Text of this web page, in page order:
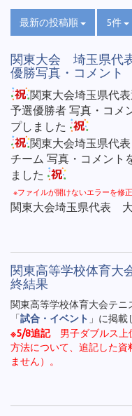
最新の投稿順 5件
関東大会 埼玉県代
優勝写真・コメント
関東大会埼玉県代
予選優勝者 写真・コメ
プしました
関東大会埼玉県代
チーム 写真・コメント
ました
※ファイルが開けないエラーを修
関東大会埼玉県代表
関東高等学校体育大
終結果
関東高等学校体育大会テ
「試合・イベント 」に掲載
※5/8追記男子ダブルス上
方法について、追記した資
ません）。